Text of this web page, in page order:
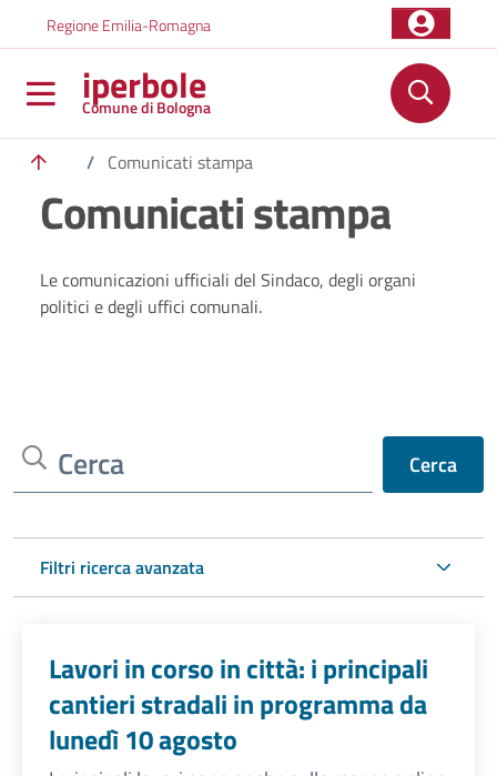
Regione Emilia-Romagna
iperbole
Comune di Bologna
/ Comunicati stampa
Comunicati stampa
Le comunicazioni ufficiali del Sindaco, degli organi
politici e degli uffici comunali.
Cerca Cerca
Filtri ricerca avanzata
Lavori in corso in città: i principali
cantieri stradali in programma da
lunedì 10 agosto